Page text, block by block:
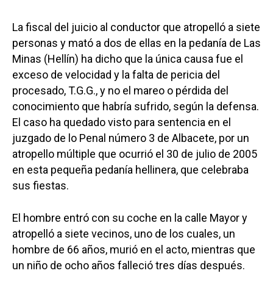
La fiscal del juicio al conductor que atropelló a siete
personas y mató a dos de ellas en la pedanía de Las
Minas (Hellín) ha dicho que la única causa fue el
exceso de velocidad y la falta de pericia del
procesado, T.G.G., y no el mareo o pérdida del
conocimiento que habría sufrido, según la defensa.
El caso ha quedado visto para sentencia en el
juzgado de lo Penal número 3 de Albacete, por un
atropello múltiple que ocurrió el 30 de julio de 2005
en esta pequeña pedanía hellinera, que celebraba
sus fiestas.
El hombre entró con su coche en la calle Mayor y
atropelló a siete vecinos, uno de los cuales, un
hombre de 66 años, murió en el acto, mientras que
un niño de ocho años falleció tres días después.